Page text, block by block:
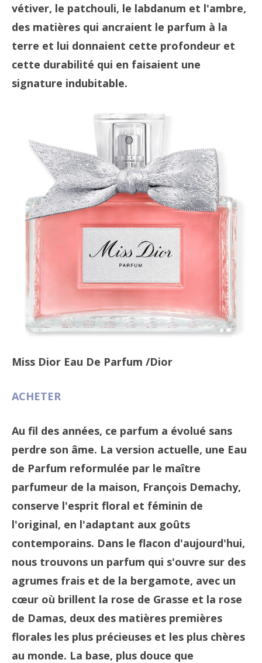
vétiver, le patchouli, le labdanum et l'ambre,
des matières qui ancraient le parfum à la
terre et lui donnaient cette profondeur et
cette durabilité qui en faisaient une
signature indubitable.
Miss Dior Eau De Parfum /Dior
ACHETER
Au fil des années, ce parfum a évolué sans
perdre son âme. La version actuelle, une Eau
de Parfum reformulée par le maître
parfumeur de la maison, François Demachy,
conserve l'esprit floral et féminin de
l'original, en l'adaptant aux goûts
contemporains. Dans le flacon d'aujourd'hui,
nous trouvons un parfum qui s'ouvre sur des
agrumes frais et de la bergamote, avec un
cœur où brillent la rose de Grasse et la rose
de Damas, deux des matières premières
florales les plus précieuses et les plus chères
au monde. La base, plus douce que